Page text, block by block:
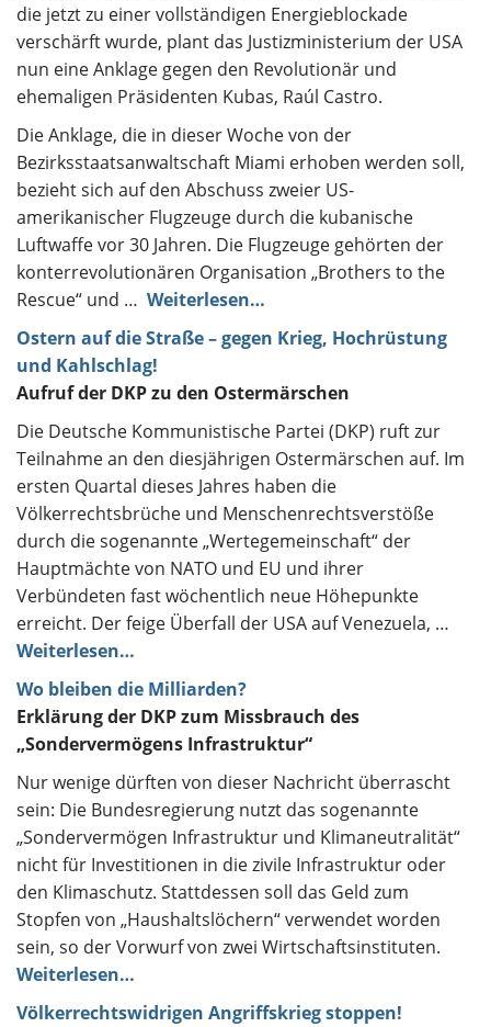
die jetzt zu einer vollständigen Energieblockade
verschärft wurde, plant das Justizministerium der USA
nun eine Anklage gegen den Revolutionär und
ehemaligen Präsidenten Kubas, Raúl Castro.
Die Anklage, die in dieser Woche von der
Bezirksstaatsanwaltschaft Miami erhoben werden soll,
bezieht sich auf den Abschuss zweier US-
amerikanischer Flugzeuge durch die kubanische
Luftwaffe vor 30 Jahren. Die Flugzeuge gehörten der
konterrevolutionären Organisation „Brothers to the
Rescue“ und … Weiterlesen…
Ostern auf die Straße – gegen Krieg, Hochrüstung
und Kahlschlag!
Aufruf der DKP zu den Ostermärschen
Die Deutsche Kommunistische Partei (DKP) ruft zur
Teilnahme an den diesjährigen Ostermärschen auf. Im
ersten Quartal dieses Jahres haben die
Völkerrechtsbrüche und Menschenrechtsverstöße
durch die sogenannte „Wertegemeinschaft“ der
Hauptmächte von NATO und EU und ihrer
Verbündeten fast wöchentlich neue Höhepunkte
erreicht. Der feige Überfall der USA auf Venezuela, …
Weiterlesen…
Wo bleiben die Milliarden?
Erklärung der DKP zum Missbrauch des
„Sondervermögens Infrastruktur“
Nur wenige dürften von dieser Nachricht überrascht
sein: Die Bundesregierung nutzt das sogenannte
„Sondervermögen Infrastruktur und Klimaneutralität“
nicht für Investitionen in die zivile Infrastruktur oder
den Klimaschutz. Stattdessen soll das Geld zum
Stopfen von „Haushaltslöchern“ verwendet worden
sein, so der Vorwurf von zwei Wirtschaftsinstituten.
Weiterlesen…
Völkerrechtswidrigen Angriffskrieg stoppen!